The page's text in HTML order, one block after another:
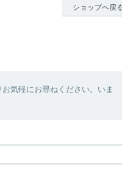
ショップへ戻
気軽にお尋ねください。いま